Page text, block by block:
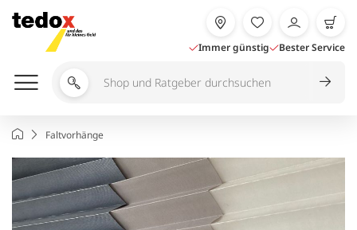
Inhalt
springen
Immer günstig Bester Service
Shop
durchsuchen
StartseiteFaltvorhänge